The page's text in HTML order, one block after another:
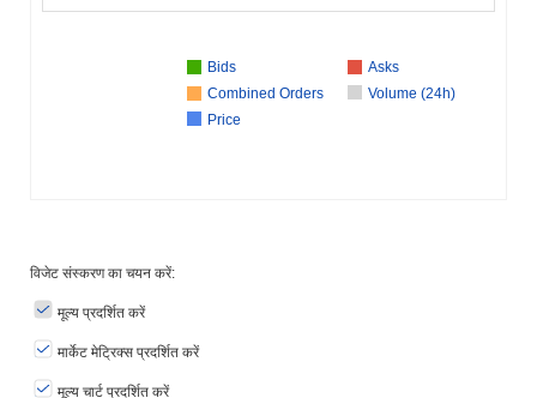
Bids
Asks
Combined Orders
Volume (24h)
Price
विजेट संस्करण का चयन करें:
मूल्य प्रदर्शित करें
मार्केट मेट्रिक्स प्रदर्शित करें
मूल्य चार्ट प्रदर्शित करें